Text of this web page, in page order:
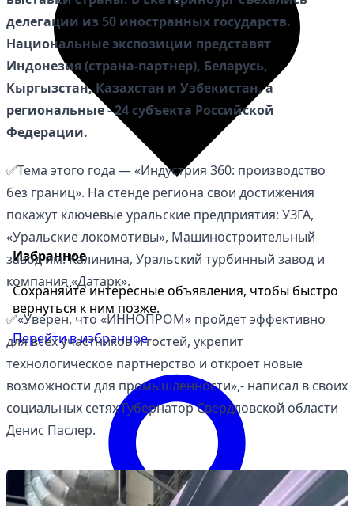
Избранное
Сохраняйте интересные объявления, чтобы быстро
вернуться к ним позже.
Перейти в избранное
делегации из 50 иностранных государств.
Национальные экспозиции представят
Индонезия (страна-партнер), Беларусь,
Кыргызстан, Казахстан и Узбекистан, а
региональные - 24 субъекта Российской
Федерации.
✅Тема этого года — «Индустрия 360: производство
без границ». На стенде региона свои достижения
покажут ключевые уральские предприятия: УЗГА,
«Уральские локомотивы», Машиностроительный
завод им. Калинина, Уральский турбинный завод и
компания «Датарк».
✅«Уверен, что «ИННОПРОМ» пройдет эффективно
для всех участников и гостей, укрепит
технологическое партнерство и откроет новые
возможности для промышленности»,- написал в своих
социальных сетях Губернатор Свердловской области
Денис Паслер.